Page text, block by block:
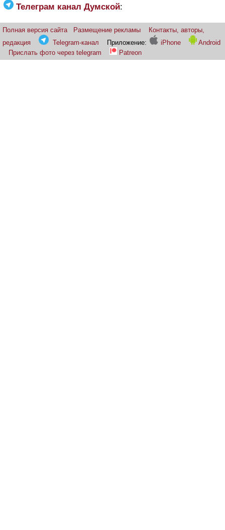
Телеграм канал Думской:
Полная версия сайта Размещение рекламы
Контакты, авторы,
редакция
Telegram-канал Приложение: iPhone
Android
Прислать фото через telegram
Patreon